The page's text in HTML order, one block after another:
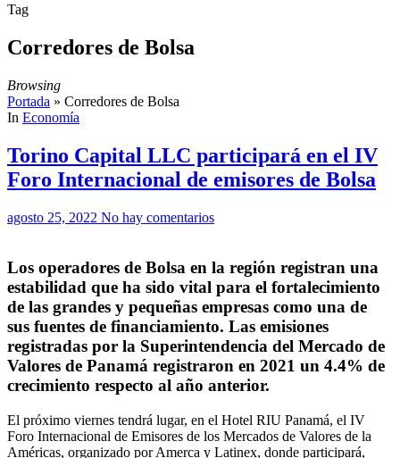
Tag
Corredores de Bolsa
Browsing
Portada » Corredores de Bolsa
In Economía
Torino Capital LLC participará en el IV
Foro Internacional de emisores de Bolsa
agosto 25, 2022 No hay comentarios
Los operadores de Bolsa en la región registran una
estabilidad que ha sido vital para el fortalecimiento
de las grandes y pequeñas empresas como una de
sus fuentes de financiamiento. Las emisiones
registradas por la Superintendencia del Mercado de
Valores de Panamá registraron en 2021 un 4.4% de
crecimiento respecto al año anterior.
El próximo viernes tendrá lugar, en el Hotel RIU Panamá, el IV
Foro Internacional de Emisores de los Mercados de Valores de la
Américas, organizado por Amerca y Latinex, donde participará,